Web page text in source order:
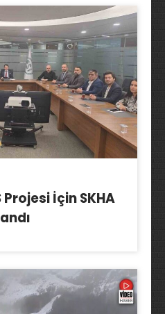
Projesi İçin SKHA